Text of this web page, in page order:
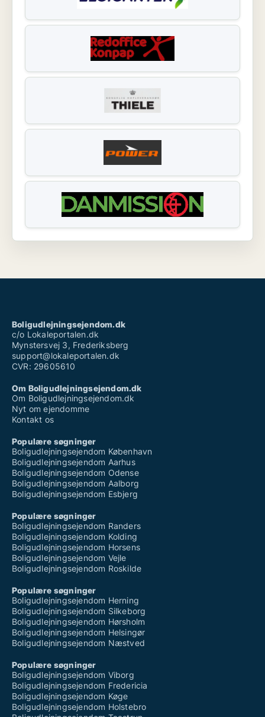
Boligudlejningsejendom.dk
c/o Lokaleportalen.dk
Mynstersvej 3, Frederiksberg
support@lokaleportalen.dk
CVR: 29605610
Om Boligudlejningsejendom.dk
Om Boligudlejningsejendom.dk
Nyt om ejendomme
Kontakt os
Populære søgninger
Boligudlejningsejendom København
Boligudlejningsejendom Aarhus
Boligudlejningsejendom Odense
Boligudlejningsejendom Aalborg
Boligudlejningsejendom Esbjerg
Populære søgninger
Boligudlejningsejendom Randers
Boligudlejningsejendom Kolding
Boligudlejningsejendom Horsens
Boligudlejningsejendom Vejle
Boligudlejningsejendom Roskilde
Populære søgninger
Boligudlejningsejendom Herning
Boligudlejningsejendom Silkeborg
Boligudlejningsejendom Hørsholm
Boligudlejningsejendom Helsingør
Boligudlejningsejendom Næstved
Populære søgninger
Boligudlejningsejendom Viborg
Boligudlejningsejendom Fredericia
Boligudlejningsejendom Køge
Boligudlejningsejendom Holstebro